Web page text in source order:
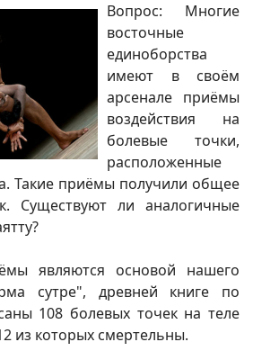
Вопрос: Многие
восточные
единоборства
имеют в своём
арсенале приёмы
воздействия на
болевые точки,
расположенные
Такие приёмы получили общее
Существуют ли аналогичные
являются основой нашего
сутре", древней книге по
108 болевых точек на теле
из которых смертельны.